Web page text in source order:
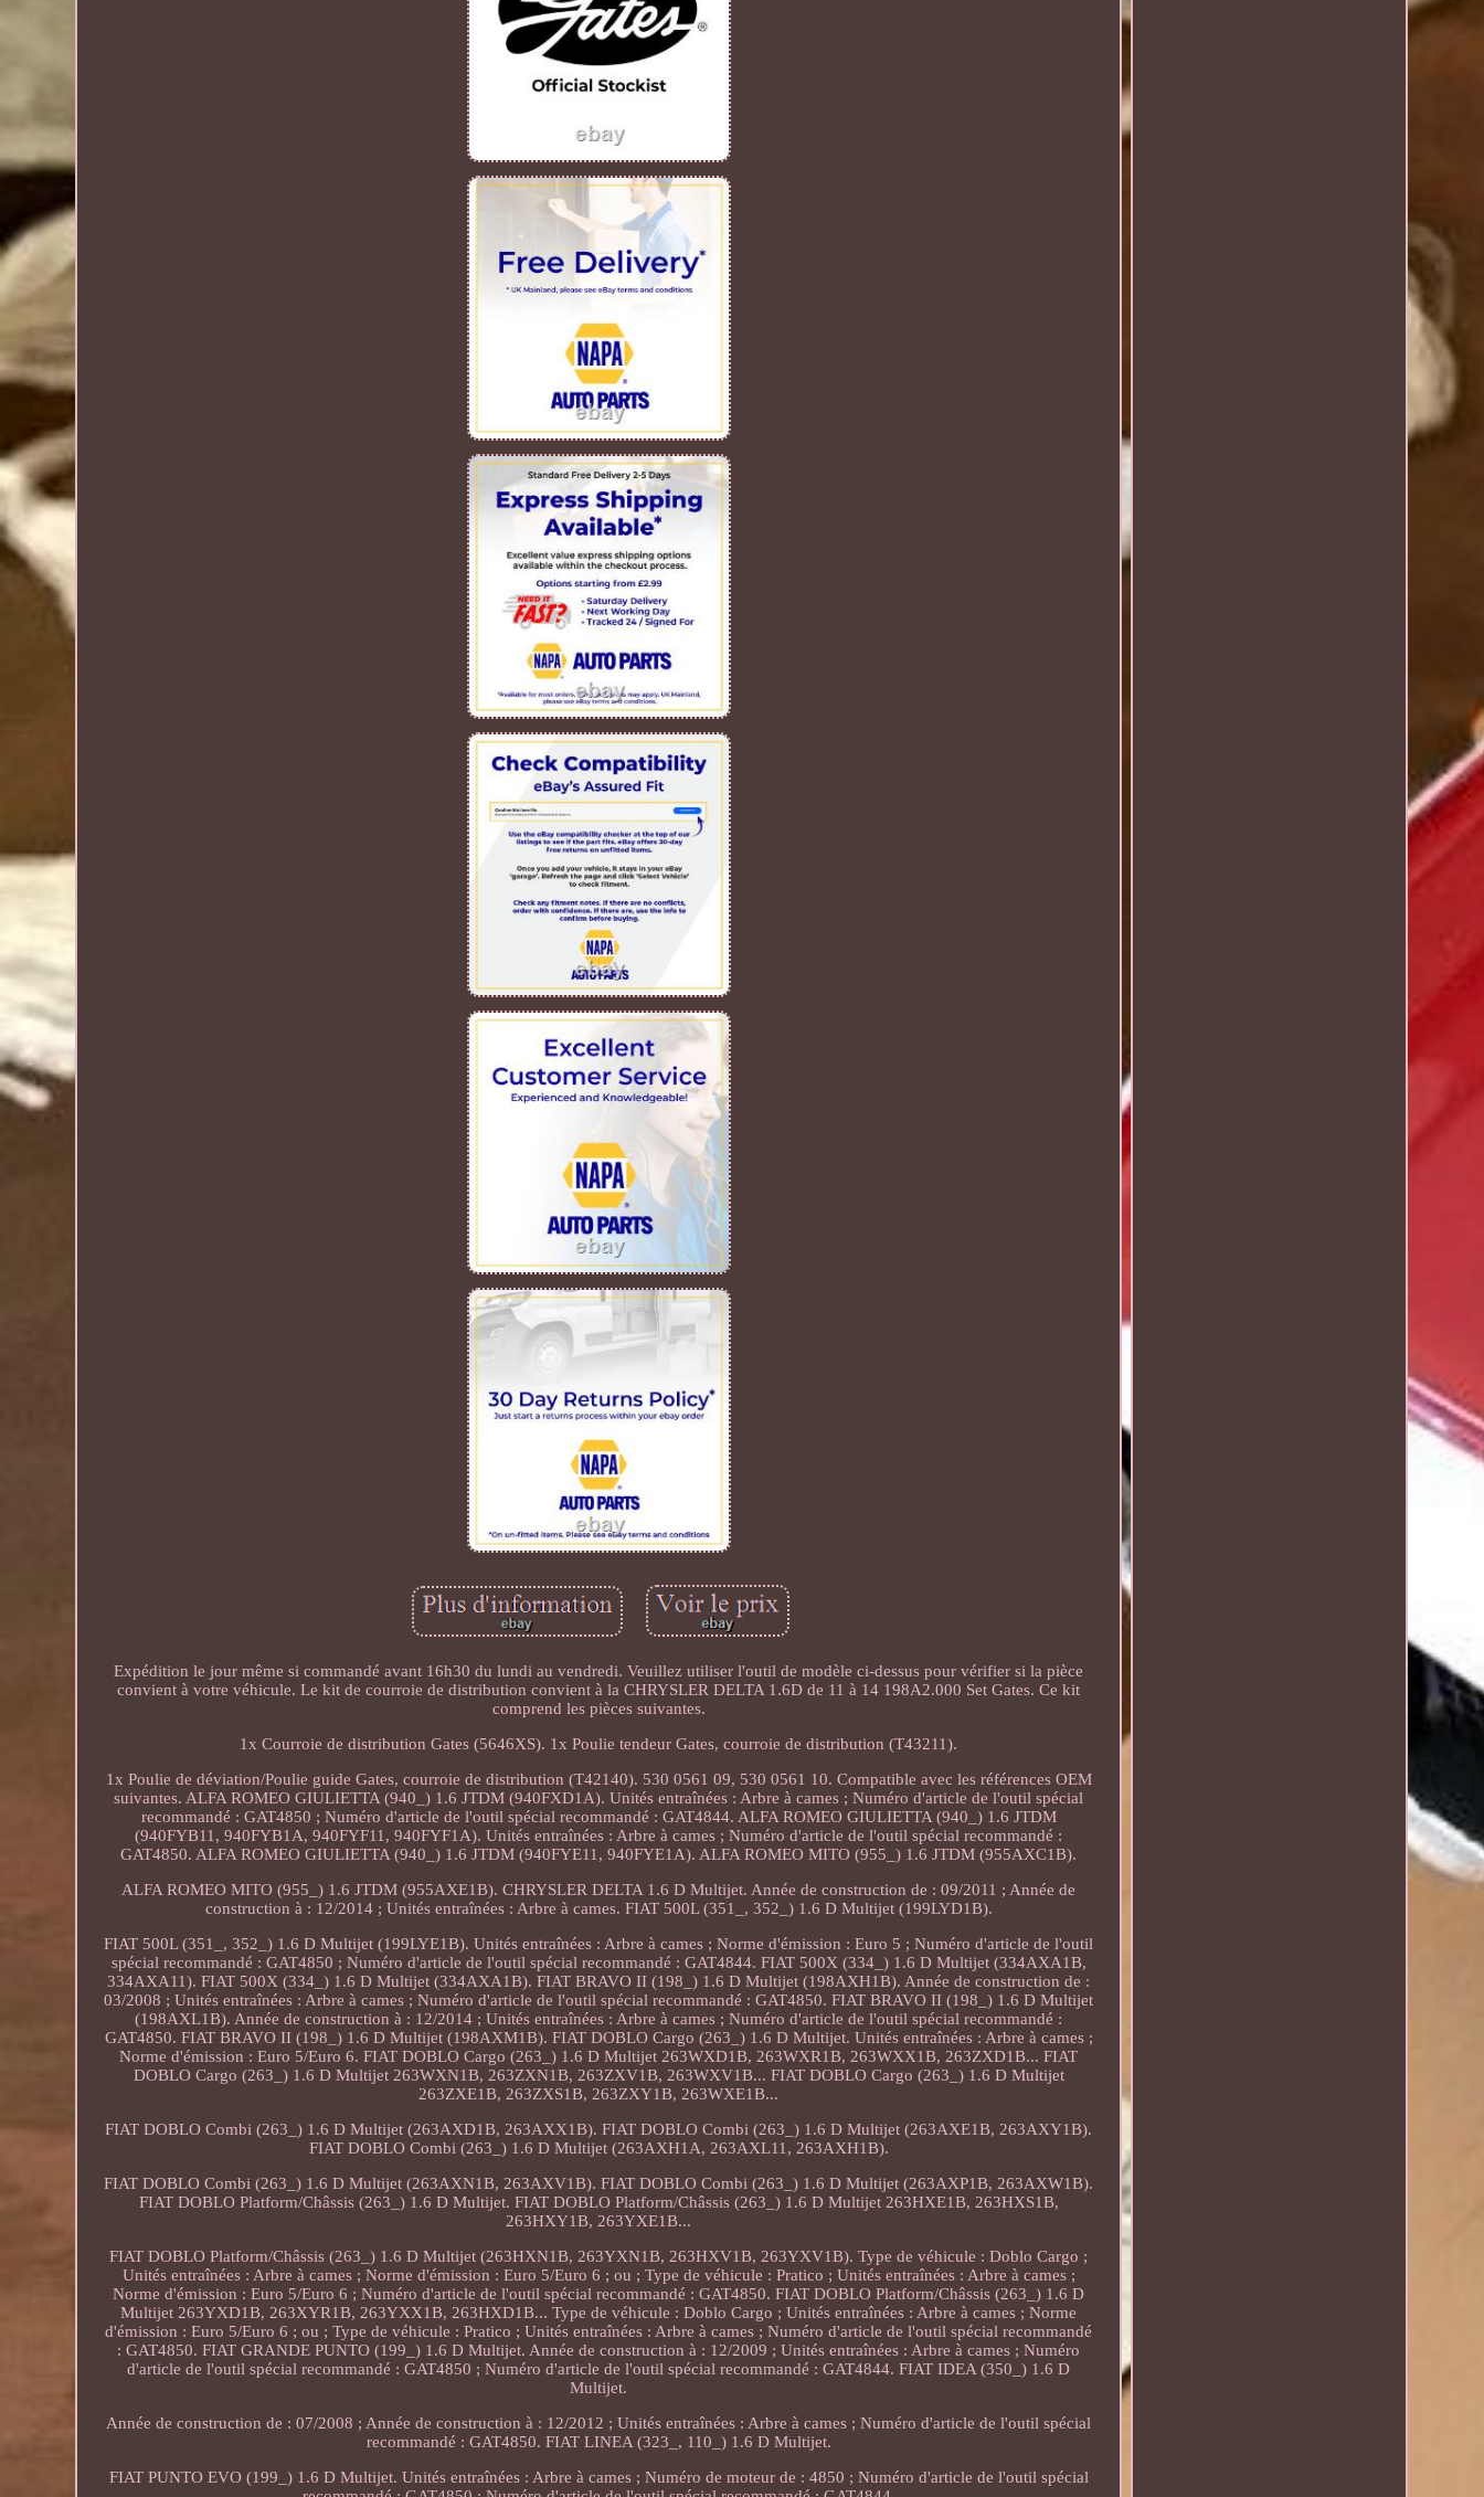
Expédition le jour même si commandé avant 16h30 du lundi au vendredi. Veuillez utiliser l'outil de modèle ci-dessus pour vérifier si la pièce
convient à votre véhicule. Le kit de courroie de distribution convient à la CHRYSLER DELTA 1.6D de 11 à 14 198A2.000 Set Gates. Ce kit
comprend les pièces suivantes.
1x Courroie de distribution Gates (5646XS). 1x Poulie tendeur Gates, courroie de distribution (T43211).
1x Poulie de déviation/Poulie guide Gates, courroie de distribution (T42140). 530 0561 09, 530 0561 10. Compatible avec les références OEM
suivantes. ALFA ROMEO GIULIETTA (940_) 1.6 JTDM (940FXD1A). Unités entraînées : Arbre à cames ; Numéro d'article de l'outil spécial
recommandé : GAT4850 ; Numéro d'article de l'outil spécial recommandé : GAT4844. ALFA ROMEO GIULIETTA (940_) 1.6 JTDM
(940FYB11, 940FYB1A, 940FYF11, 940FYF1A). Unités entraînées : Arbre à cames ; Numéro d'article de l'outil spécial recommandé :
GAT4850. ALFA ROMEO GIULIETTA (940_) 1.6 JTDM (940FYE11, 940FYE1A). ALFA ROMEO MITO (955_) 1.6 JTDM (955AXC1B).
ALFA ROMEO MITO (955_) 1.6 JTDM (955AXE1B). CHRYSLER DELTA 1.6 D Multijet. Année de construction de : 09/2011 ; Année de
construction à : 12/2014 ; Unités entraînées : Arbre à cames. FIAT 500L (351_, 352_) 1.6 D Multijet (199LYD1B).
FIAT 500L (351_, 352_) 1.6 D Multijet (199LYE1B). Unités entraînées : Arbre à cames ; Norme d'émission : Euro 5 ; Numéro d'article de l'outil
spécial recommandé : GAT4850 ; Numéro d'article de l'outil spécial recommandé : GAT4844. FIAT 500X (334_) 1.6 D Multijet (334AXA1B,
334AXA11). FIAT 500X (334_) 1.6 D Multijet (334AXA1B). FIAT BRAVO II (198_) 1.6 D Multijet (198AXH1B). Année de construction de :
03/2008 ; Unités entraînées : Arbre à cames ; Numéro d'article de l'outil spécial recommandé : GAT4850. FIAT BRAVO II (198_) 1.6 D Multijet
(198AXL1B). Année de construction à : 12/2014 ; Unités entraînées : Arbre à cames ; Numéro d'article de l'outil spécial recommandé :
GAT4850. FIAT BRAVO II (198_) 1.6 D Multijet (198AXM1B). FIAT DOBLO Cargo (263_) 1.6 D Multijet. Unités entraînées : Arbre à cames ;
Norme d'émission : Euro 5/Euro 6. FIAT DOBLO Cargo (263_) 1.6 D Multijet 263WXD1B, 263WXR1B, 263WXX1B, 263ZXD1B... FIAT
DOBLO Cargo (263_) 1.6 D Multijet 263WXN1B, 263ZXN1B, 263ZXV1B, 263WXV1B... FIAT DOBLO Cargo (263_) 1.6 D Multijet
263ZXE1B, 263ZXS1B, 263ZXY1B, 263WXE1B...
FIAT DOBLO Combi (263_) 1.6 D Multijet (263AXD1B, 263AXX1B). FIAT DOBLO Combi (263_) 1.6 D Multijet (263AXE1B, 263AXY1B).
FIAT DOBLO Combi (263_) 1.6 D Multijet (263AXH1A, 263AXL11, 263AXH1B).
FIAT DOBLO Combi (263_) 1.6 D Multijet (263AXN1B, 263AXV1B). FIAT DOBLO Combi (263_) 1.6 D Multijet (263AXP1B, 263AXW1B).
FIAT DOBLO Platform/Châssis (263_) 1.6 D Multijet. FIAT DOBLO Platform/Châssis (263_) 1.6 D Multijet 263HXE1B, 263HXS1B,
263HXY1B, 263YXE1B...
FIAT DOBLO Platform/Châssis (263_) 1.6 D Multijet (263HXN1B, 263YXN1B, 263HXV1B, 263YXV1B). Type de véhicule : Doblo Cargo ;
Unités entraînées : Arbre à cames ; Norme d'émission : Euro 5/Euro 6 ; ou ; Type de véhicule : Pratico ; Unités entraînées : Arbre à cames ;
Norme d'émission : Euro 5/Euro 6 ; Numéro d'article de l'outil spécial recommandé : GAT4850. FIAT DOBLO Platform/Châssis (263_) 1.6 D
Multijet 263YXD1B, 263XYR1B, 263YXX1B, 263HXD1B... Type de véhicule : Doblo Cargo ; Unités entraînées : Arbre à cames ; Norme
d'émission : Euro 5/Euro 6 ; ou ; Type de véhicule : Pratico ; Unités entraînées : Arbre à cames ; Numéro d'article de l'outil spécial recommandé
: GAT4850. FIAT GRANDE PUNTO (199_) 1.6 D Multijet. Année de construction à : 12/2009 ; Unités entraînées : Arbre à cames ; Numéro
d'article de l'outil spécial recommandé : GAT4850 ; Numéro d'article de l'outil spécial recommandé : GAT4844. FIAT IDEA (350_) 1.6 D
Multijet.
Année de construction de : 07/2008 ; Année de construction à : 12/2012 ; Unités entraînées : Arbre à cames ; Numéro d'article de l'outil spécial
recommandé : GAT4850. FIAT LINEA (323_, 110_) 1.6 D Multijet.
FIAT PUNTO EVO (199_) 1.6 D Multijet. Unités entraînées : Arbre à cames ; Numéro de moteur de : 4850 ; Numéro d'article de l'outil spécial